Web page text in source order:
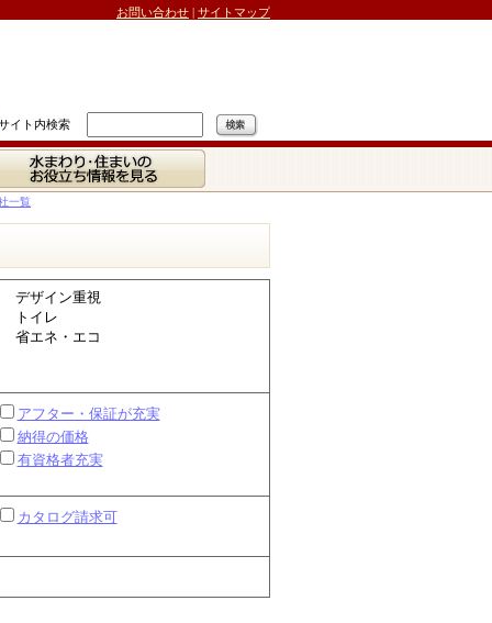
お問い合わせ | サイトマップ
イト内検索
水まわり・住まいの
お役立ち情報を見る
一覧
デザイン重視
トイレ
省エネ・エコ
アフター・保証が充実
納得の価格
有資格者充実
カタログ請求可